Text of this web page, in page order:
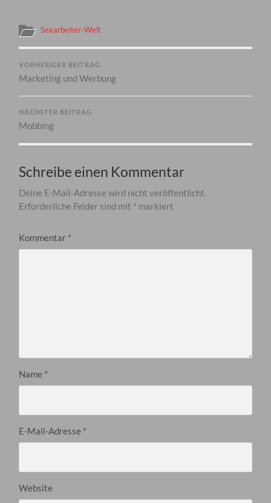
Sexarbeiter-Welt
VORHERIGER BEITRAG
Marketing und Werbung
NÄCHSTER BEITRAG
Mobbing
Schreibe einen Kommentar
Deine E-Mail-Adresse wird nicht veröffentlicht.
Erforderliche Felder sind mit * markiert
Kommentar *
Name *
E-Mail-Adresse *
Website